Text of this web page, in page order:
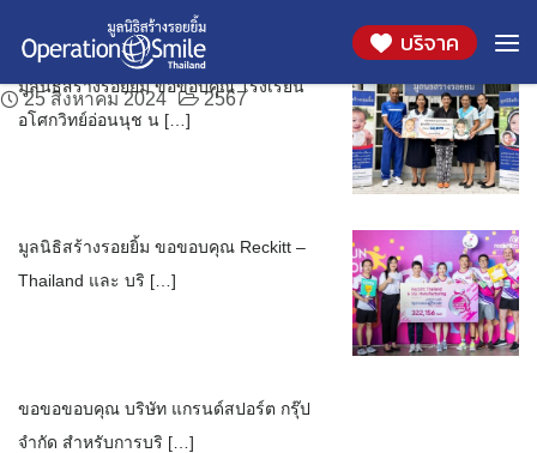
content
บริจาค
เดือน: สิงหาคม 2024
ขอขอบคุณ โรงเรียนอโศกวิทย์อ่อนนุช
30 สิงหาคม 2024 2567
มูลนิธิสร้างรอยยิ้ม ขอขอบคุณ โรงเรียน
อโศกวิทย์อ่อนนุช น […]
ขอขอบคุณ Reckitt – Thailand และ บริษัท เอสเอส
แอล แมนูแฟคเจอริ่ง (ประเทศไทย) จำกัด
25 สิงหาคม 2024 2567
มูลนิธิสร้างรอยยิ้ม ขอขอบคุณ Reckitt –
Thailand และ บริ […]
ขอขอขอบคุณ บริษัท แกรนด์สปอร์ต กรุ๊ป จำกัด
8 สิงหาคม 2024 2567
ขอขอขอบคุณ บริษัท แกรนด์สปอร์ต กรุ๊ป
จำกัด สำหรับการบริ […]